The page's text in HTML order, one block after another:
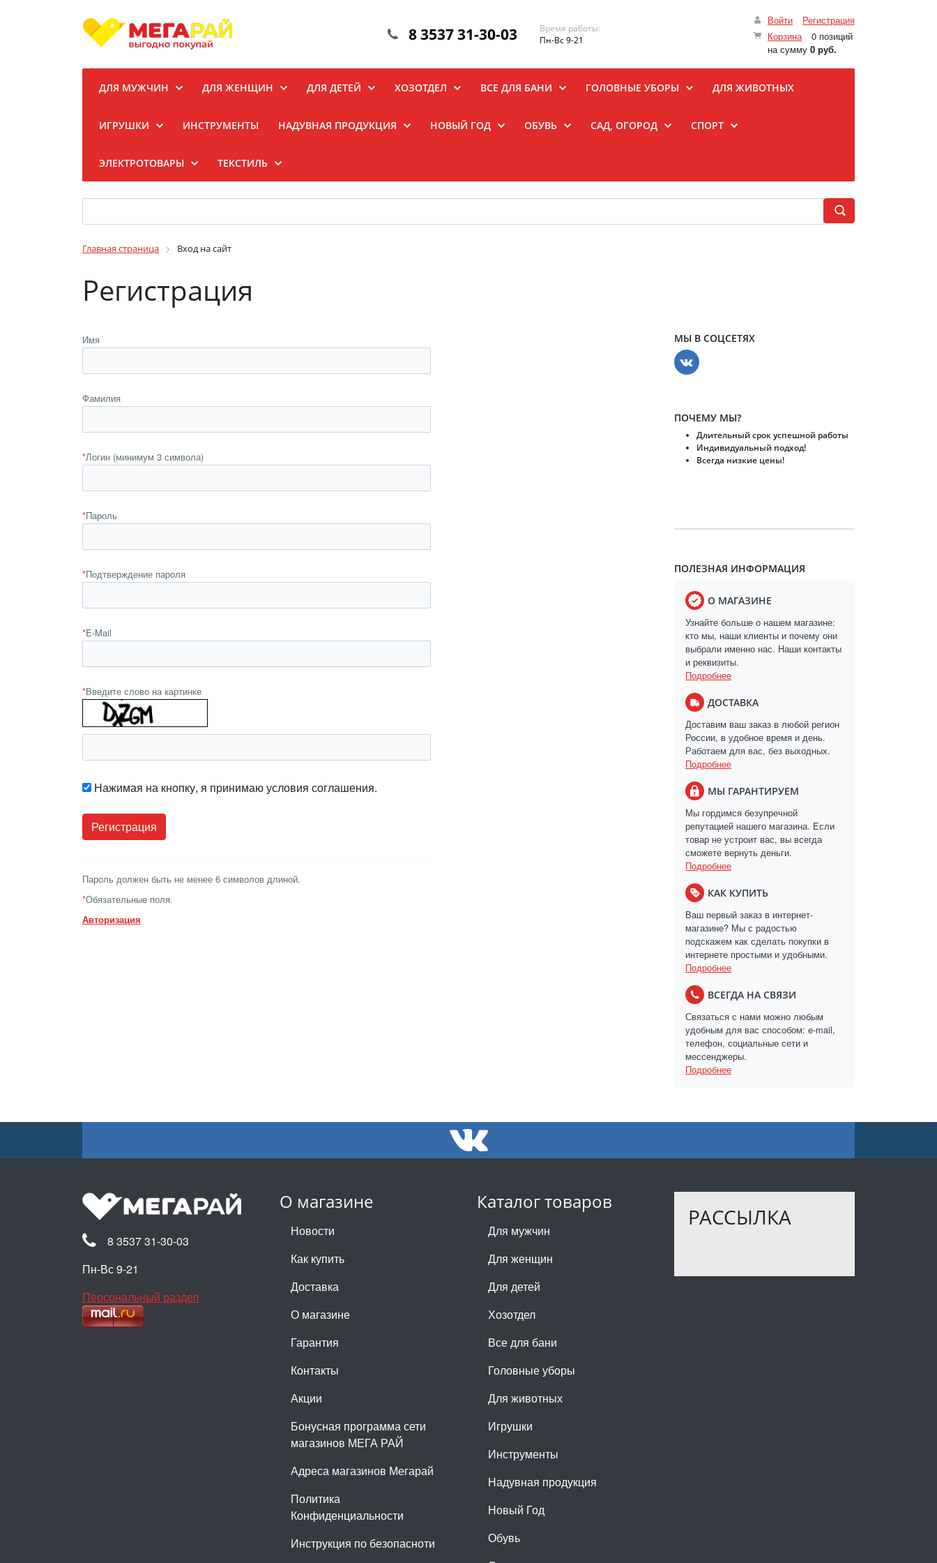
Войти
Регистрация
Корзина
0 позиций
на сумму 0 руб.
8 3537 31-30-03
Время работы:
Пн-Вс 9-21
ДЛЯ МУЖЧИН ДЛЯ ЖЕНЩИН ДЛЯ ДЕТЕЙ ХОЗОТДЕЛ ВСЕ ДЛЯ БАНИ ГОЛОВНЫЕ УБОРЫ ДЛЯ ЖИВОТНЫХ
ИГРУШКИ ИНСТРУМЕНТЫ НАДУВНАЯ ПРОДУКЦИЯ НОВЫЙ ГОД ОБУВЬ САД, ОГОРОД СПОРТ
ЭЛЕКТРОТОВАРЫ ТЕКСТИЛЬ
Главная страница Вход на сайт
Регистрация
Имя
Фамилия
*Логин (минимум 3 символа)
*Пароль
*Подтверждение пароля
*E-Mail
*Введите слово на картинке
Нажимая на кнопку, я принимаю условия соглашения.
Пароль должен быть не менее 6 символов длиной.
*Обязательные поля.
Авторизация
МЫ В СОЦСЕТЯХ
ПОЧЕМУ МЫ?
Длительный срок успешной работы
Индивидуальный подход!
Всегда низкие цены!
ПОЛЕЗНАЯ ИНФОРМАЦИЯ
О МАГАЗИНЕ
Узнайте больше о нашем магазине:
кто мы, наши клиенты и почему они
выбрали именно нас. Наши контакты
и реквизиты.
Подробнее
ДОСТАВКА
Доставим ваш заказ в любой регион
России, в удобное время и день.
Работаем для вас, без выходных.
Подробнее
МЫ ГАРАНТИРУЕМ
Мы гордимся безупречной
репутацией нашего магазина. Если
товар не устроит вас, вы всегда
сможете вернуть деньги.
Подробнее
КАК КУПИТЬ
Ваш первый заказ в интернет-
магазине? Мы с радостью
подскажем как сделать покупки в
интернете простыми и удобными.
Подробнее
ВСЕГДА НА СВЯЗИ
Связаться с нами можно любым
удобным для вас способом: e-mail,
телефон, социальные сети и
мессенджеры.
Подробнее
О магазине
Новости
Как купить
Доставка
О магазине
Гарантия
Контакты
Акции
Бонусная программа сети
магазинов МЕГА РАЙ
Адреса магазинов Мегарай
Политика
Конфиденциальности
Инструкция по безопасноти
Каталог товаров
Для мужчин
Для женщин
Для детей
Хозотдел
Все для бани
Головные уборы
Для животных
Игрушки
Инструменты
Надувная продукция
Новый Год
Обувь
РАССЫЛКА
8 3537 31-30-03
Пн-Вс 9-21
Персональный раздел